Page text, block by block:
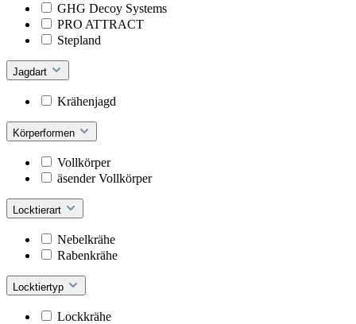
GHG Decoy Systems
PRO ATTRACT
Stepland
Jagdart
Krähenjagd
Körperformen
Vollkörper
äsender Vollkörper
Locktierart
Nebelkrähe
Rabenkrähe
Locktiertyp
Lockkrähe